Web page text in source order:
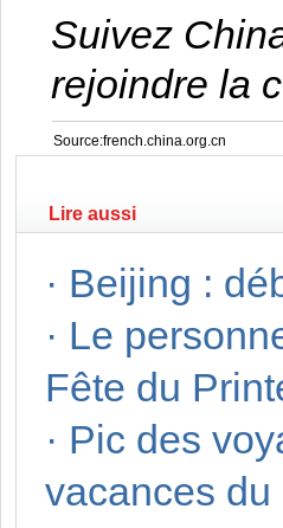
Suivez
rejoindre la
Source:french.china.org.cn
Lire aussi
· Beijing :
· Le
Fête du
· Pic des
vacances du